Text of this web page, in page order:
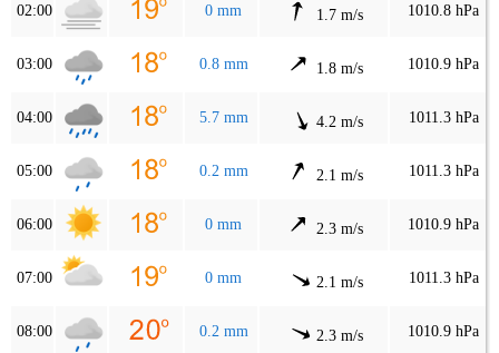
02:00 0 mm 1.7 m/s 1010.8 hPa
03:00 0.8 mm 1.8 m/s 1010.9 hPa
04:00 5.7 mm 4.2 m/s 1011.3 hPa
05:00 0.2 mm 2.1 m/s 1011.3 hPa
06:00 0 mm 2.3 m/s 1010.9 hPa
07:00 0 mm 2.1 m/s 1011.3 hPa
08:00 0.2 mm 2.3 m/s 1010.9 hPa